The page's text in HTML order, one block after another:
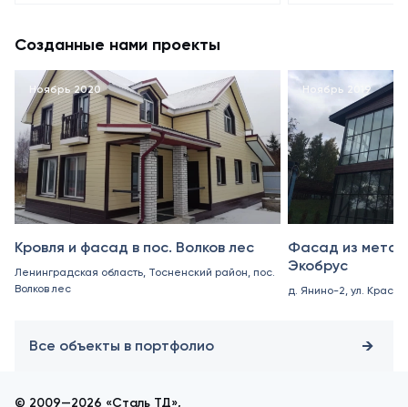
Созданные нами проекты
Ноябрь 2020
Кровля и фасад в пос. Волков лес
Ленинградская область, Тосненский район, пос.
Волков лес
Ноябрь 2019
Фасад из
Экобрус
д. Янино-2, ул.
Все объекты в портфолио
© 2009—2026 «Сталь ТД»,